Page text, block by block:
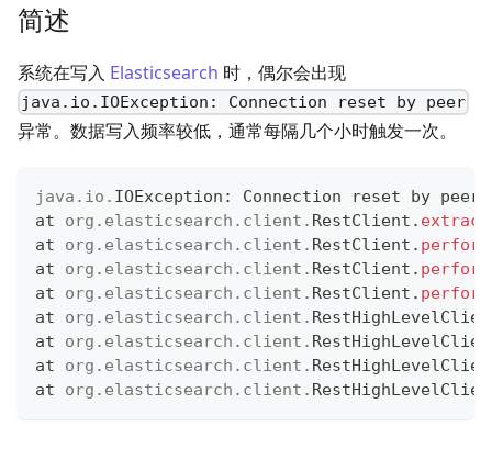
简述
系统在写入 Elasticsearch 时，偶尔会出现
java.io.IOException: Connection reset by peer
异常。数据写入频率较低，通常每隔几个小时触发一次。
java . io . IOException : Connection reset by
at org . elasticsearch . client . RestClient .
at org . elasticsearch . client . RestClient .
at org . elasticsearch . client . RestClient .
at org . elasticsearch . client . RestClient .
at org . elasticsearch . client .
at org . elasticsearch . client .
at org . elasticsearch . client .
at org . elasticsearch . client .